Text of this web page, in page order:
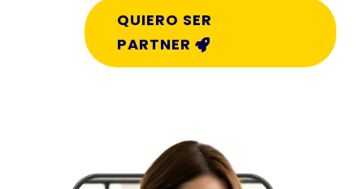
QUIERO SER
PARTNER